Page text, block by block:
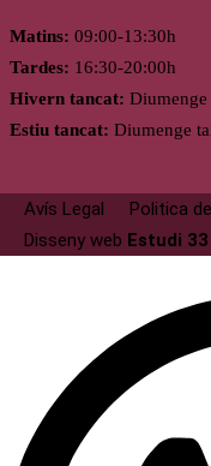
Matins: 09:00-13:30h
Tardes: 16:30-20:00h
Hivern tancat:
Estiu tancat: Diumenge
Avís Legal Politica
Disseny web Estudi 33